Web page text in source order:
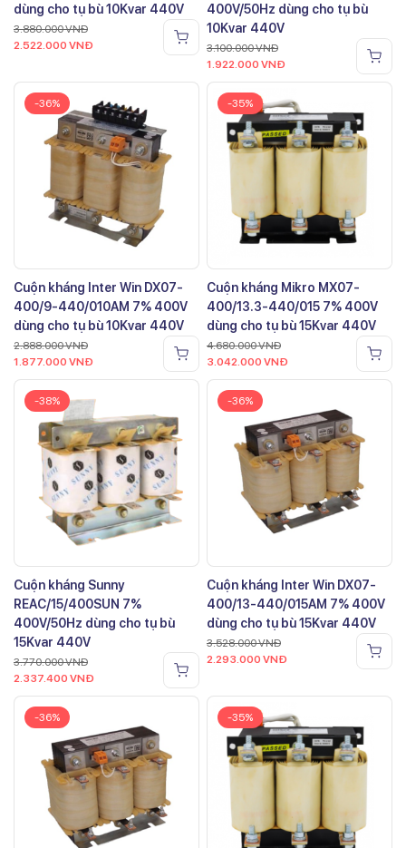
dùng cho tụ bù 10Kvar 440V
3.880.000VNĐ
2.522.000 VNĐ
400V/50Hz dùng cho tụ bù
10Kvar 440V
3.100.000VNĐ
1.922.000 VNĐ
-36%
Cuộn kháng Inter Win DX07-
400/9-440/010AM 7% 400V
dùng cho tụ bù 10Kvar 440V
2.888.000VNĐ
1.877.000 VNĐ
-35%
Cuộn kháng Mikro MX07-
400/13.3-440/015 7% 400V
dùng cho tụ bù 15Kvar 440V
4.680.000VNĐ
3.042.000 VNĐ
-38%
Cuộn kháng Sunny
REAC/15/400SUN 7%
400V/50Hz dùng cho tụ bù
15Kvar 440V
3.770.000VNĐ
2.337.400 VNĐ
-36%
Cuộn kháng Inter Win DX07-
400/13-440/015AM 7% 400V
dùng cho tụ bù 15Kvar 440V
3.528.000VNĐ
2.293.000 VNĐ
-36% -35%